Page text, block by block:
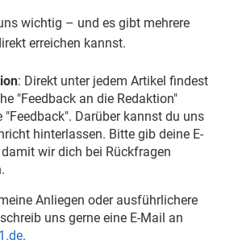
wichtig – und es gibt mehrere
erreichen kannst.
: Direkt unter jedem Artikel findest
"Feedback an die Redaktion"
"Feedback". Darüber kannst du uns
hinterlassen. Bitte gib deine E-
wir dich bei Rückfragen
Anliegen oder ausführlichere
schreib uns gerne eine E-Mail an
.